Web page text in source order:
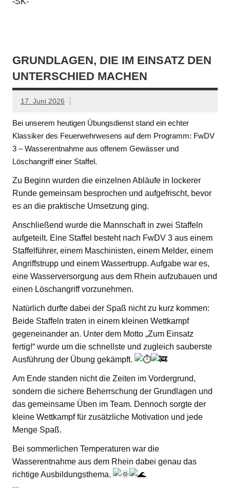
GRUNDLAGEN, DIE IM EINSATZ DEN
UNTERSCHIED MACHEN
17. Juni 2026
Bei unserem heutigen Übungsdienst stand ein echter
Klassiker des Feuerwehrwesens auf dem Programm: FwDV
3 – Wasserentnahme aus offenem Gewässer und
Löschangriff einer Staffel.
Zu Beginn wurden die einzelnen Abläufe in lockerer
Runde gemeinsam besprochen und aufgefrischt, bevor
es an die praktische Umsetzung ging.
Anschließend wurde die Mannschaft in zwei Staffeln
aufgeteilt. Eine Staffel besteht nach FwDV 3 aus einem
Staffelführer, einem Maschinisten, einem Melder, einem
Angriffstrupp und einem Wassertrupp. Aufgabe war es,
eine Wasserversorgung aus dem Rhein aufzubauen und
einen Löschangriff vorzunehmen.
Natürlich durfte dabei der Spaß nicht zu kurz kommen:
Beide Staffeln traten in einem kleinen Wettkampf
gegeneinander an. Unter dem Motto „Zum Einsatz
fertig!“ wurde um die schnellste und zugleich sauberste
Ausführung der Übung gekämpft.
Am Ende standen nicht die Zeiten im Vordergrund,
sondern die sichere Beherrschung der Grundlagen und
das gemeinsame Üben im Team. Dennoch sorgte der
kleine Wettkampf für zusätzliche Motivation und jede
Menge Spaß.
Bei sommerlichen Temperaturen war die
Wasserentnahme aus dem Rhein dabei genau das
richtige Ausbildungsthema.